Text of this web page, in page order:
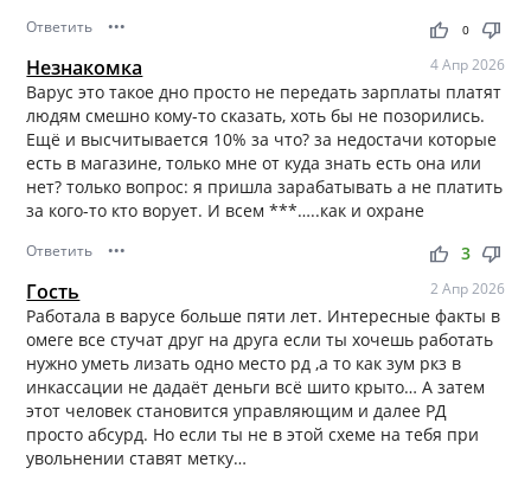
Ответить ••• thumb_up thumb_down
0
Незнакомка 4 Апр 2026
Варус это такое дно просто не передать зарплаты платят
людям смешно кому-то сказать, хоть бы не позорились.
Ещё и высчитывается 10% за что? за недостачи которые
есть в магазине, только мне от куда знать есть она или
нет? только вопрос: я пришла зарабатывать а не платить
за кого-то кто ворует. И всем ***…..как и охране
Ответить ••• thumb_up thumb_down
3
Гость 2 Апр 2026
Работала в варусе больше пяти лет. Интересные факты в
омеге все стучат друг на друга если ты хочешь работать
нужно уметь лизать одно место рд ,а то как зум ркз в
инкассации не дадаёт деньги всё шито крыто… А затем
этот человек становится управляющим и далее РД
просто абсурд. Но если ты не в этой схеме на тебя при
увольнении ставят метку…